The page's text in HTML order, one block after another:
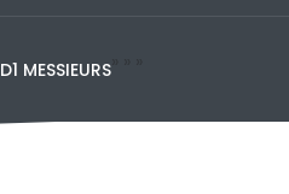
MESSIEURS